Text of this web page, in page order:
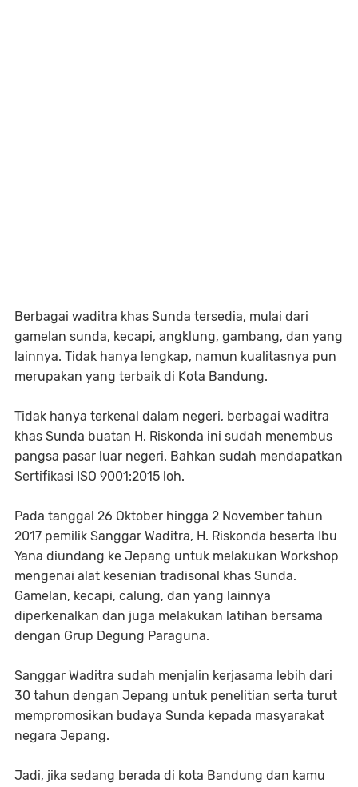
Berbagai waditra khas Sunda tersedia, mulai dari
gamelan sunda, kecapi, angklung, gambang, dan yang
lainnya. Tidak hanya lengkap, namun kualitasnya pun
merupakan yang terbaik di Kota Bandung.
Tidak hanya terkenal dalam negeri, berbagai waditra
khas Sunda buatan H. Riskonda ini sudah menembus
pangsa pasar luar negeri. Bahkan sudah mendapatkan
Sertifikasi ISO 9001:2015 loh.
Pada tanggal 26 Oktober hingga 2 November tahun
2017 pemilik Sanggar Waditra, H. Riskonda beserta Ibu
Yana diundang ke Jepang untuk melakukan Workshop
mengenai alat kesenian tradisonal khas Sunda.
Gamelan, kecapi, calung, dan yang lainnya
diperkenalkan dan juga melakukan latihan bersama
dengan Grup Degung Paraguna.
Sanggar Waditra sudah menjalin kerjasama lebih dari
30 tahun dengan Jepang untuk penelitian serta turut
mempromosikan budaya Sunda kepada masyarakat
negara Jepang.
Jadi, jika sedang berada di kota Bandung dan kamu